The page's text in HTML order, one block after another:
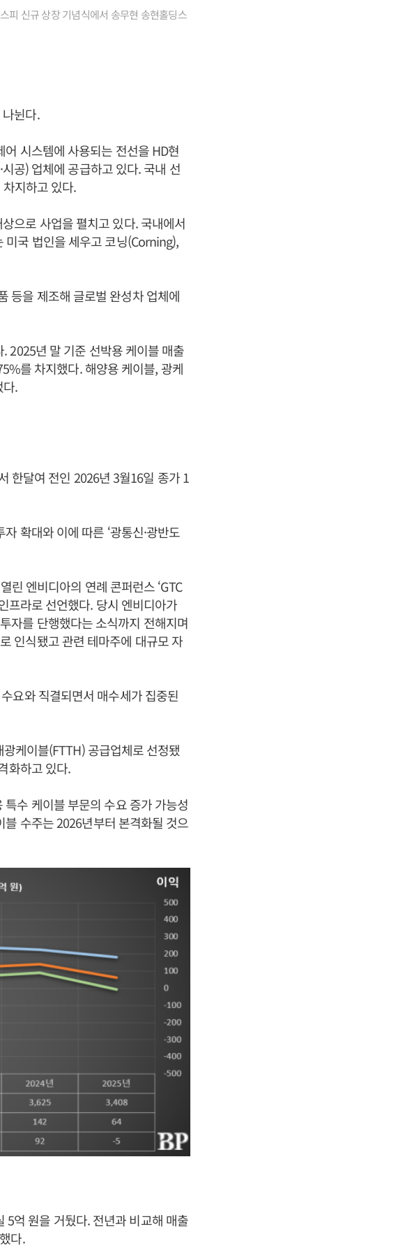
피 신규 상장 기념식에서 송무현 송현홀딩스
뉜다.
시스템에 사용되는 전선을 HD현
공) 업체에 공급하고 있다. 국내 선
지하고 있다.
으로 사업을 펼치고 있다. 국내에서
미국 법인을 세우고 코닝(Corning),
등을 제조해 글로벌 완성차 업체에
2025년 말 기준 선박용 케이블 매출
를 차지했다. 해양용 케이블, 광케
.
한달여 전인 2026년 3월16일 종가 1
확대와 이에 따른 ‘광통신·광반도
린 엔비디아의 연례 콘퍼런스 ‘GTC
프라로 선언했다. 당시 엔비디아가
자를 단행했다는 소식까지 전해지며
인식됐고 관련 테마주에 대규모 자
요와 직결되면서 매수세가 집중된
케이블(FTTH) 공급업체로 선정됐
화하고 있다.
수 케이블 부문의 수요 증가 가능성
수주는 2026년부터 본격화될 것으
5억 원을 거뒀다. 전년과 비교해 매출
다.